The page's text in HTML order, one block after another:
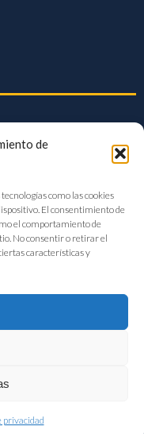
de
como las cookies
El consentimiento de
el comportamiento de
No consentir o retirar el
características y
privacidad
la Alimentación y Bebidas